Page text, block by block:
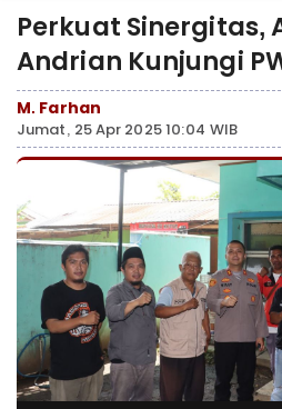
Perkuat Sinergitas,
Andrian Kunjungi
M. Farhan
Jumat, 25 Apr 2025 10:04 WIB